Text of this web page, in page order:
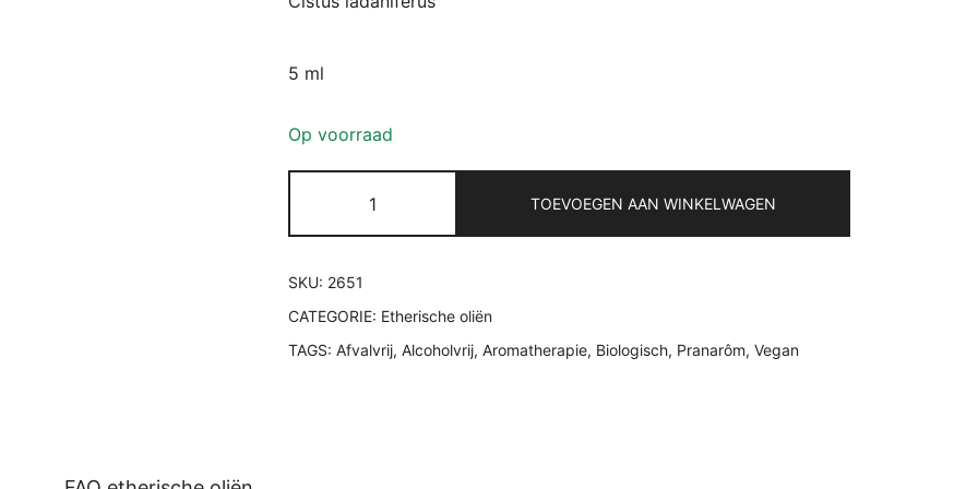
5 ml
Op voorraad
Zonneroosje
etherische
TOEVOEGEN AAN WINKELWAGEN
SKU: 2651
CATEGORIE: Etherische oliën
TAGS: Afvalvrij, Alcoholvrij, Aromatherapie, Biologisch, Pranarôm, Vegan